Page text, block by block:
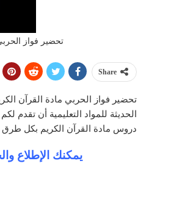
تحضير فواز الحربي
Share
الحديثة للمواد التعليمية أن
دروس مادة القرآن الكريم بكل طرق
يمكنك الإطلاع